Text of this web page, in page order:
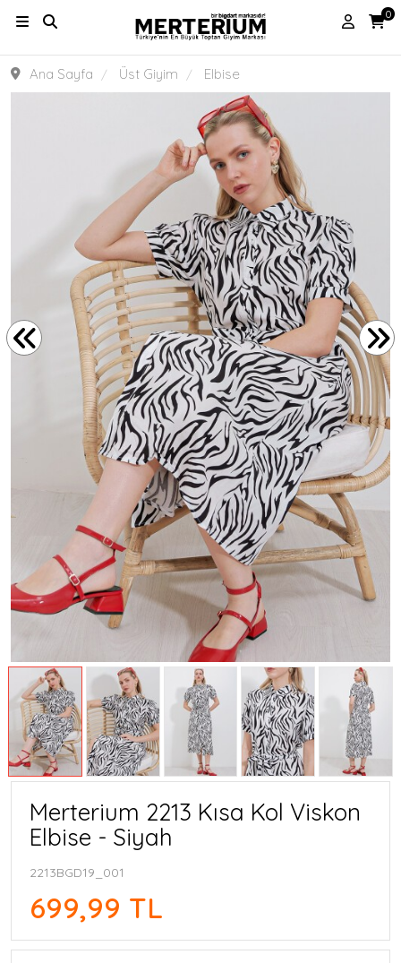
0
Ana Sayfa Üst Giyim Elbise
Merterium 2213 Kısa Kol Viskon
Elbise - Siyah
2213BGD19_001
699,99 TL